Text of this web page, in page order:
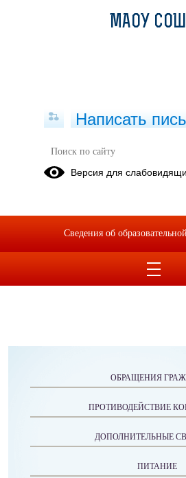
План неотложных
предупреждению
План неотложных мероприятий.pdf
ОБРАЩЕНИЯ
ПРОТИВОДЕЙСТВИЕ
ДОПОЛНИТЕЛЬНЫЕ
ПИТАНИЕ
МАОУ
Написать
Версия для
Сведения об